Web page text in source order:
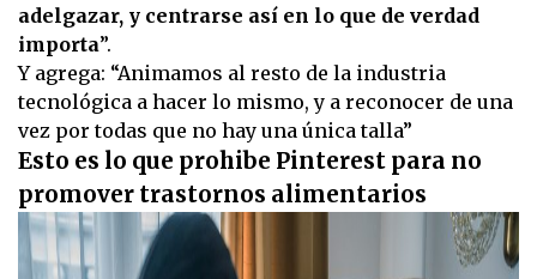
adelgazar, y centrarse así en lo que de verdad
importa”.
Y agrega: “Animamos al resto de la industria
tecnológica a hacer lo mismo, y a reconocer de una
vez por todas que no hay una única talla”
Esto es lo que prohibe Pinterest para no
promover trastornos alimentarios